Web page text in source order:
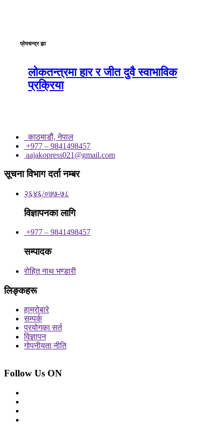
प्रेमचन्द्र झा
लोकतन्त्रमा हार र जीत दुवै स्वाभाविक
प्रक्रिया
काठमाडाैं, नेपाल
+977 – 9841498457
aajakopress021@gmail.com
सूचना विभाग दर्ता नम्बर
२६४६/०७७-७८
विज्ञापनका लागि
+977 – 9841498457
सम्पादक
रोहित नाथ भण्डारी
लिङ्कहरू
हाम्रोबारे
सम्पर्क
प्रयोगका सर्त
विज्ञापन
गोपनीयता नीति
Follow Us ON